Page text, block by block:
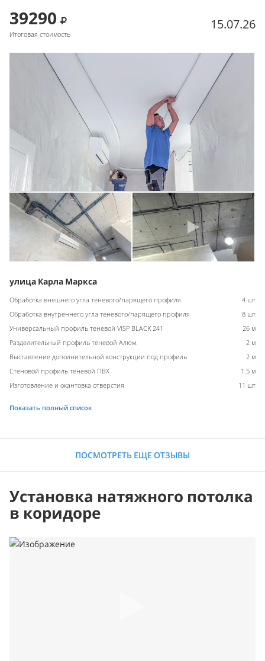
39290
Итоговая стоимость
15.07.26
улица Карла Маркса
Обработка внешнего угла теневого/парящего профиля
4 шт
Обработка внутреннего угла теневого/парящего профиля
8 шт
Универсальный профиль теневой VISP BLACK 241
26 м
Разделительный профиль теневой Алюм.
2 м
Выставление дополнительной конструкции под профиль
2 м
Стеновой профиль теневой ПВХ
1.5 м
Изготовление и окантовка отверстия
11 шт
Показать полный список
ПОСМОТРЕТЬ ЕЩЕ ОТЗЫВЫ
Установка натяжного потолка
в коридоре